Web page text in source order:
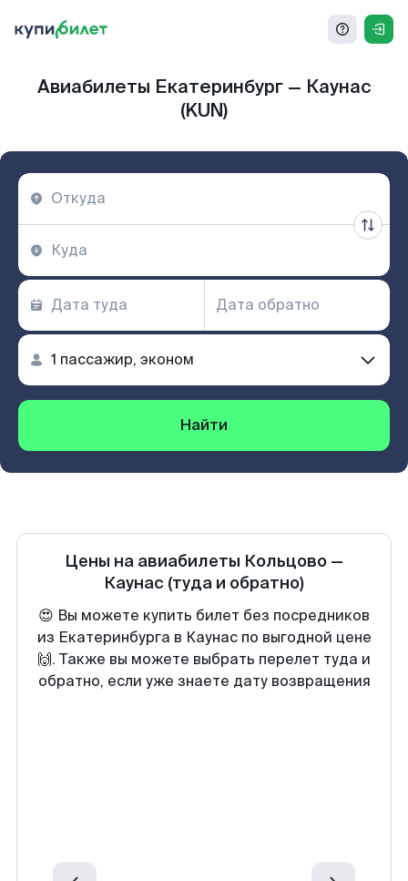
Авиабилеты Екатеринбург — Каунас
(KUN)
Найти
Цены на авиабилеты Кольцово —
Каунас (туда и обратно)
😍 Вы можете купить билет без посредников
из Екатеринбурга в Каунас по выгодной цене
🙌. Также вы можете выбрать перелет туда и
обратно, если уже знаете дату возвращения